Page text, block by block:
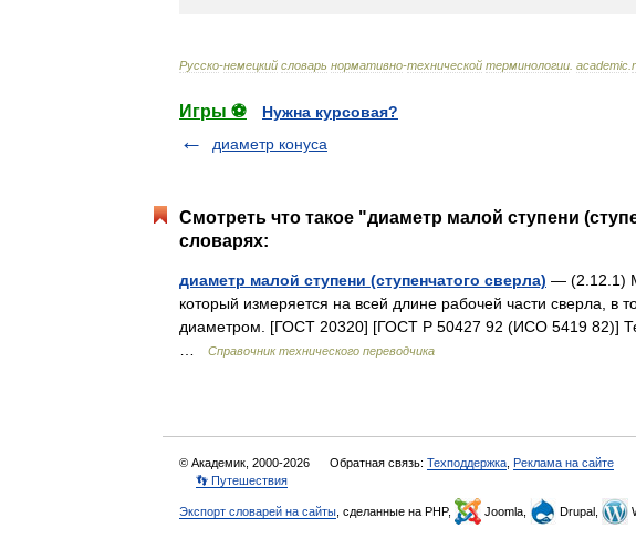
Русско-немецкий словарь нормативно-технической терминологии academic
Игры ⚽
Нужна курсовая?
диаметр конуса
Смотреть что такое "диаметр малой ступени
словарях:
диаметр малой ступени (ступенчатого сверла) — (2.12.1)
который измеряется на всей длине рабочей части сверла, в
диаметром. [ГОСТ 20320] [ГОСТ Р 50427 92 (ИСО 5419 82)]
Справочник технического переводчика
© Академик, 2000-2026 Обратная связь: Техподдержка Реклама на сайте
👣 Путешествия
Экспорт словарей на сайты , сделанные на PHP, Joomla, Drupal,